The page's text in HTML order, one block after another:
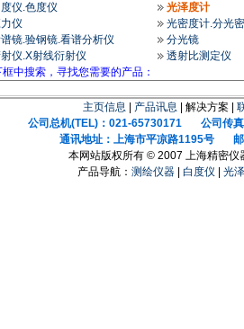
仪.色度仪
光泽度计
仪
光密度计.分光
镜.验钢镜.看谱分析仪
分光镜
仪.X射线衍射仪
透射比测定仪
中搜索，寻找您需要的产品：
主页信息 产品讯息 | 解决方案 |
公司总机(TEL)：021-65730171 公司传真
通讯地址：上海市平凉路1195号 邮
本网站版权所有 © 2007 上海精密仪
产品导航： 测绘仪器| 白度仪 光